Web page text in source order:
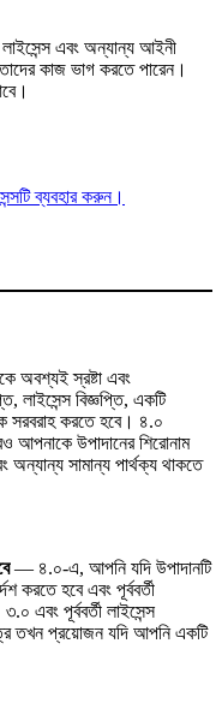
এবং অন্যান্য আইনী
তাদের কাজ ভাগ করতে পারেন।
ব্যবহার করুন।
অবশ্যই স্রষ্টা এবং
লাইসেন্স বিজ্ঞপ্তি, একটি
সরবরাহ করতে হবে। ৪.০
আপনাকে উপাদানের শিরোনাম
অন্যান্য সামান্য পার্থক্য থাকতে
— ৪.০-এ, আপনি যদি উপাদানটি
করতে হবে এবং পূর্ববর্তী
এবং পূর্ববর্তী লাইসেন্স
তখন প্রয়োজন যদি আপনি একটি